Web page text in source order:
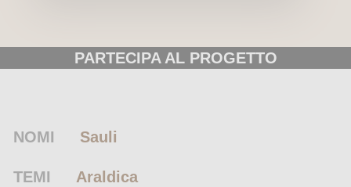
PARTECIPA AL PROGETTO
NOMI Sauli
TEMI Araldica